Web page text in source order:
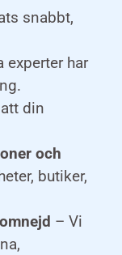
snabbt,
experter har
din
och
butiker,
– Vi